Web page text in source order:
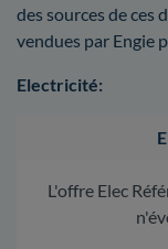
des sources de ces
vendues par Engie
Electricité:
L'offre Elec